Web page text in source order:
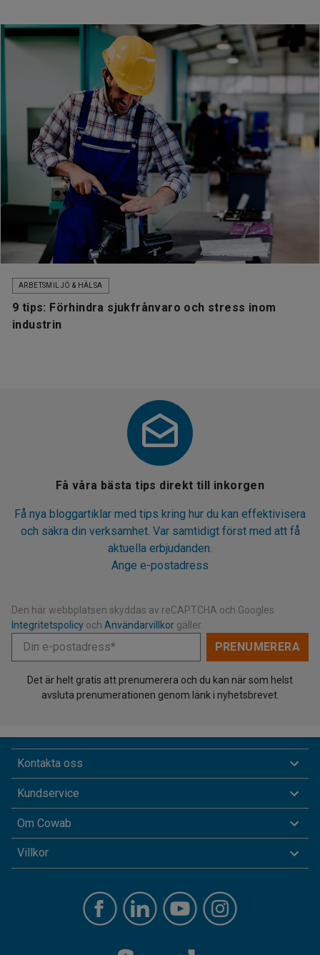
ARBETSMILJÖ & HÄLSA
9 tips: Förhindra sjukfrånvaro och stress inom
industrin
Få våra bästa tips direkt till inkorgen
Få nya bloggartiklar med tips kring hur du kan effektivisera
och säkra din verksamhet. Var samtidigt först med att få
aktuella erbjudanden.
Ange e-postadress
Den här webbplatsen skyddas av reCAPTCHA och Googles
Integritetspolicy och Användarvillkor gäller.
Din e-postadress* PRENUMERERA
Det är helt gratis att prenumerera och du kan när som helst
avsluta prenumerationen genom länk i nyhetsbrevet.
Kontakta oss
Kundservice
Om Cowab
Villkor